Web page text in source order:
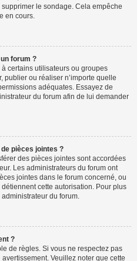
le sondage. Cela empêche
en cours.
forum ?
certains utilisateurs ou groupes
publier ou réaliser n’importe quelle
adéquates. Essayez de
du forum afin de lui demander
pièces jointes ?
des pièces jointes sont accordées
Les administrateurs du forum ont
jointes dans le forum concerné, ou
cette autorisation. Pour plus
du forum.
?
de règles. Si vous ne respectez pas
Veuillez noter que cette